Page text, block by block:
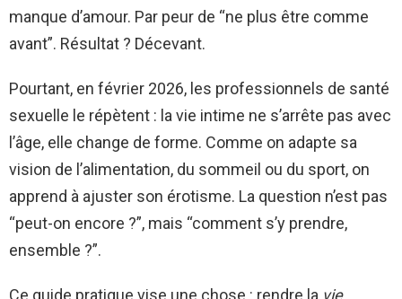
manque d’amour. Par peur de “ne plus être comme
avant”. Résultat ? Décevant.
Pourtant, en février 2026, les professionnels de santé
sexuelle le répètent : la vie intime ne s’arrête pas avec
l’âge, elle change de forme. Comme on adapte sa
vision de l’alimentation, du sommeil ou du sport, on
apprend à ajuster son érotisme. La question n’est pas
“peut-on encore ?”, mais “comment s’y prendre,
ensemble ?”.
Ce guide pratique vise une chose : rendre la vie